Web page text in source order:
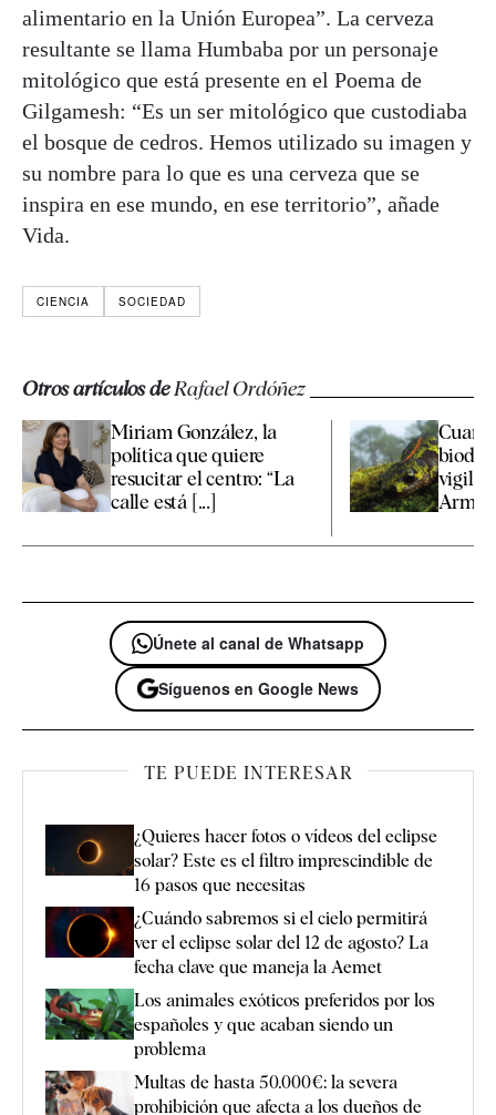
alimentario en la Unión Europea”. La cerveza
resultante se llama Humbaba por un personaje
mitológico que está presente en el Poema de
Gilgamesh: “Es un ser mitológico que custodiaba
el bosque de cedros. Hemos utilizado su imagen y
su nombre para lo que es una cerveza que se
inspira en ese mundo, en ese territorio”, añade
Vida.
CIENCIA SOCIEDAD
Otros artículos deRafael Ordóñez
Miriam González, la
política que quiere
resucitar el centro: “La
calle está [...]
vigilan
Únete al canal de Whatsapp
Síguenos en Google News
TE PUEDE INTERESAR
¿Quieres hacer fotos o vídeos del eclipse
solar? Este es el filtro imprescindible de
16 pasos que necesitas
¿Cuándo sabremos si el cielo permitirá
ver el eclipse solar del 12 de agosto? La
fecha clave que maneja la Aemet
Los animales exóticos preferidos por los
españoles y que acaban siendo un
problema
Multas de hasta 50.000€: la severa
prohibición que afecta a los dueños de